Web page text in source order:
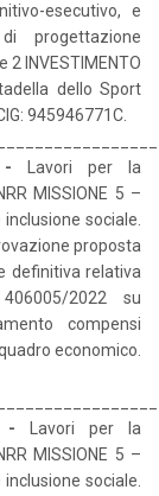
esecutivo, e
progettazione
2 INVESTIMENTO
dello Sport
945946771C.
-
Lavori per la
MISSIONE 5 –
sociale.
proposta
definitiva relativa
2022 su
compensi
economico.
-
Lavori per la
MISSIONE 5 –
sociale.